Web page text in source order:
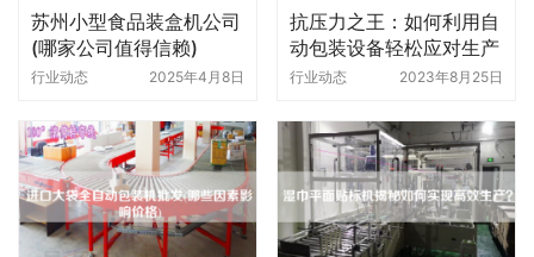
苏州小型食品装盒机公司
(哪家公司值得信赖)
行业动态 2025年4月8日
抗压力之王：如何利用自
动包装设备轻松应对生产
高峰期
行业动态 2023年8月25日